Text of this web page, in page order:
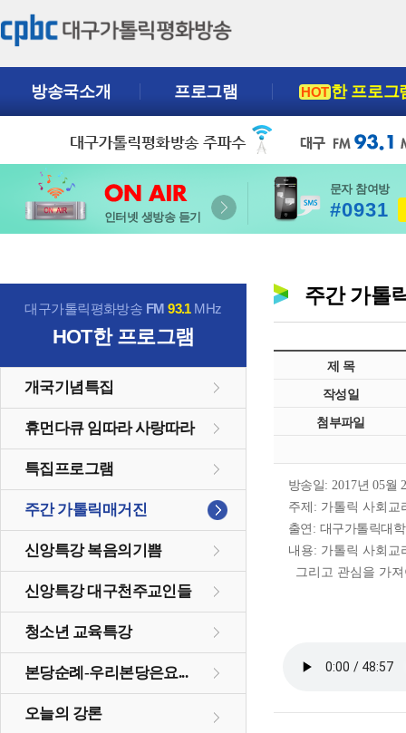
방송국소개 프로그램 HOT한 프로그
인터넷 생방송 듣기
문자 참여방
#0931
대구가톨릭평화방송 FM93.1MHz
HOT한 프로그램
개국기념특집
휴먼다큐 임따라 사랑따라
특집프로그램
주간 가톨릭매거진
신앙특강 복음의기쁨
신앙특강 대구천주교인들
청소년 교육특강
본당순례-우리본당은요...
오늘의 강론
주간 가톨
제 목
작성일
첨부파일
방송일: 2017년05월
주제 : 가톨릭 사회교
출연 : 대구가톨릭대
내용: 가톨릭 사회교
그리고 관심을 가